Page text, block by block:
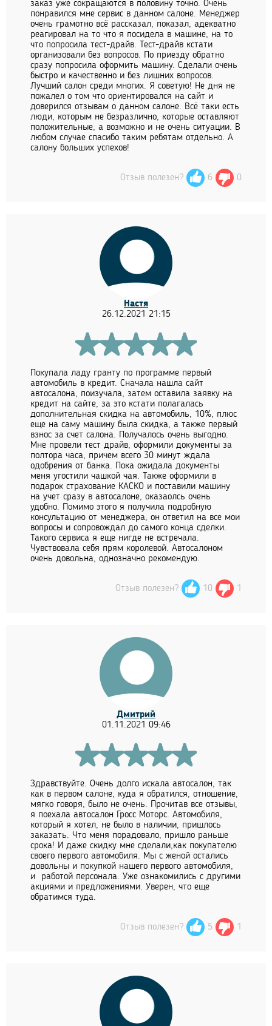
заказ уже сокращаются в половину точно. Очень
понравился мне сервис в данном салоне. Менеджер
очень грамотно всё рассказал, показал, адекватно
реагировал на то что я посидела в машине, на то
что попросила тест-драйв. Тест-драйв кстати
организовали без вопросов. По приезду обратно
сразу попросила оформить машину. Сделали очень
быстро и качественно и без лишних вопросов.
Лучший салон среди многих. Я советую! Не дня не
пожалел о том что ориентировался на сайт и
доверился отзывам о данном салоне. Всё таки есть
люди, которым не безразлично, которые оставляют
положительные, а возможно и не очень ситуации. В
любом случае спасибо таким ребятам отдельно. А
салону больших успехов!
Отзыв полезен? 6 0
Настя
26.12.2021 21:15
Покупала ладу гранту по программе первый
автомобиль в кредит. Сначала нашла сайт
автосалона, поизучала, затем оставила заявку на
кредит на сайте, за это кстати полагалась
дополнительная скидка на автомобиль, 10%, плюс
еще на саму машину была скидка, а также первый
взнос за счет салона. Получалось очень выгодно.
Мне провели тест драйв, оформили документы за
полтора часа, причем всего 30 минут ждала
одобрения от банка. Пока ожидала документы
меня угостили чашкой чая. Также оформили в
подарок страхование КАСКО и поставили машину
на учет сразу в автосалоне, оказаолсь очень
удобно. Помимо этого я получила подробную
консультацию от менеджера, он ответил на все мои
вопросы и сопровождал до самого конца сделки.
Такого сервиса я еще нигде не встречала.
Чувствовала себя прям королевой. Автосалоном
очень довольна, однозначно рекомендую.
Отзыв полезен? 10 1
Дмитрий
01.11.2021 09:46
Здравствуйте. Очень долго искала автосалон, так
как в первом салоне, куда я обратился, отношение,
мягко говоря, было не очень. Прочитав все отзывы,
я поехала автосалон Гросс Моторс. Автомобиля,
который я хотел, не было в наличии, пришлось
заказать. Что меня порадовало, пришло раньше
срока! И даже скидку мне сделали,как покупателю
своего первого автомобиля. Мы с женой остались
довольны и покупкой нашего первого автомобиля,
и работой персонала. Уже ознакомились с другими
акциями и предложениями. Уверен, что еще
обратимся туда.
Отзыв полезен? 5 1